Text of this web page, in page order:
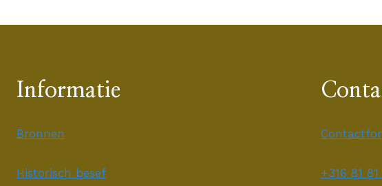
Informatie
Bronnen
Historisch besef +316 81